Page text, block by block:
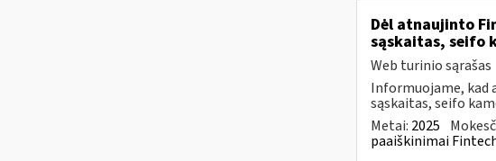
Dėl atnaujinto
sąskaitas, seifo
Web turinio sąrašas
Informuojame, kad
sąskaitas, seifo
Metai: 2025
paaiškinimai